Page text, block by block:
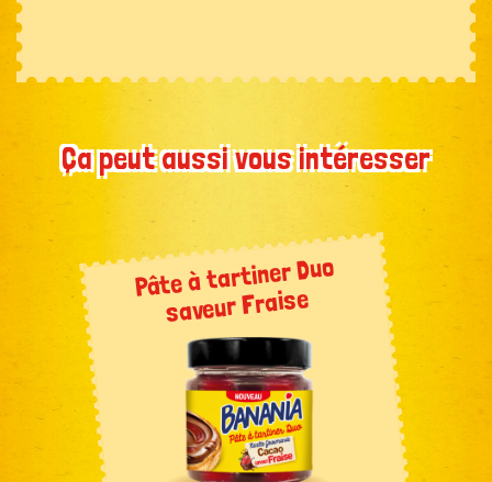
Ça peut aussi vous intéresser
Pâte à tartiner Duo
saveur Fraise